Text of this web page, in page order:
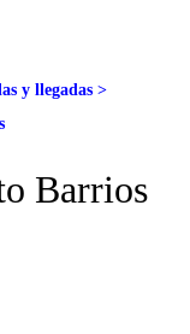
y llegadas >
Barrios